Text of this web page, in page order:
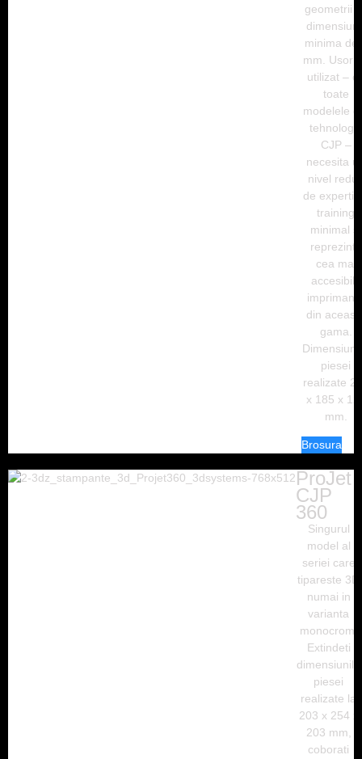
geometrii
minima de
mm. Usor
utilizat –
toate
modelele
tehnologia
CJP –
necesita
nivel
de
training
minimal si
reprezinta
cea mai
accesibila
din
gama.
piesei
realizate
x 185 x
mm.
Brosura
ProJet
CJP
360
Singurul
model al
seriei care
tipareste 3D
numai in
varianta
monocrom.
Extindeti
dimensiunile
piesei
realizate la
203 x 254 x
203 mm,
coborati